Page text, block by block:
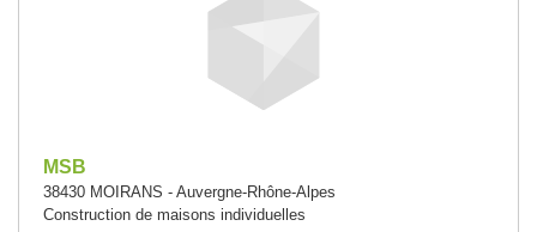
MSB
38430 MOIRANS - Auvergne-Rhône-Alpes
Construction de maisons individuelles